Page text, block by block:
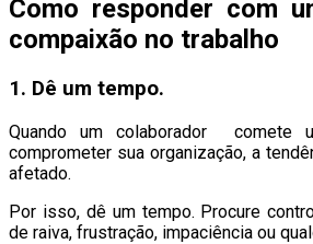
Como responder com
compaixão no trabalho
1. Dê um tempo.
Quando um colaborador comete
comprometer sua organização, a
afetado.
Por isso, dê um tempo. Procure
de raiva, frustração, impaciência ou